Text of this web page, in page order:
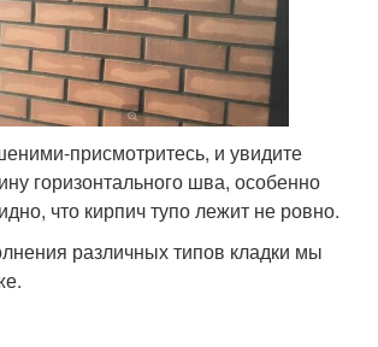
присмотритесь, и увидите
горизонтального шва, особенно
что кирпич тупо лежит не ровно.
различных типов кладки мы